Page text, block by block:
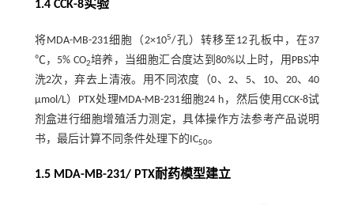
1.4 CCK-8实验
将MDA-MB-231细胞（2×105/孔）转移至12孔板中，在37
℃，5% CO2培养，当细胞汇合度达到80%以上时，用PBS冲
洗2次，弃去上清液。用不同浓度（0、2、5、10、20、40
µmol/L）PTX处理MDA-MB-231细胞24 h，然后使用CCK-8试
剂盒进行细胞增殖活力测定，具体操作方法参考产品说明
书，最后计算不同条件处理下的IC50。
1.5 MDA-MB-231/ PTX耐药模型建立